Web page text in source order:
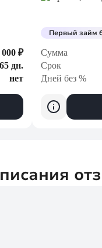
000 ₽
дн.
нет
Первый займ
Сумма
Срок
Дней без %